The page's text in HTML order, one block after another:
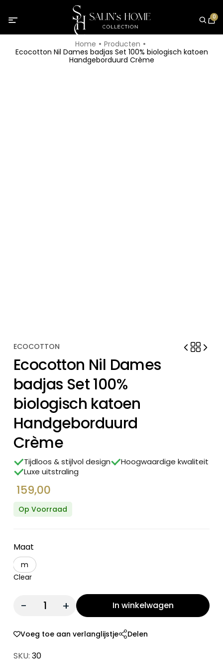
0
Home
Producten
Ecocotton Nil Dames badjas Set 100% biologisch katoen
Handgeborduurd Crème
ECOCOTTON
Ecocotton Nil Dames
badjas Set 100%
biologisch katoen
Handgeborduurd
Crème
Tijdloos & stijlvol design
Hoogwaardige kwaliteit
Luxe uitstraling
159,00
Op Voorraad
Maat
m
Clear
Quantity: In winkelwagen
Voeg toe aan verlanglijstje Delen
SKU: 30